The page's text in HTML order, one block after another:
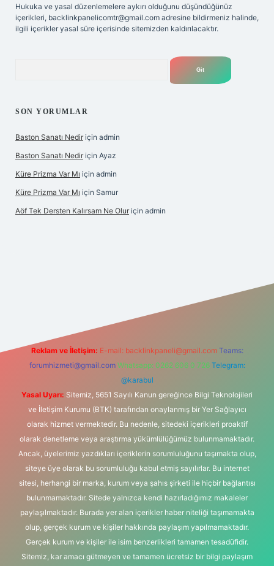
Hukuka ve yasal düzenlemelere aykırı olduğunu düşündüğünüz
içerikleri, backlinkpanelicomtr@gmail.com adresine bildirmeniz halinde,
ilgili içerikler yasal süre içerisinde sitemizden kaldırılacaktır.
SON YORUMLAR
Baston Sanatı Nedir için admin
Baston Sanatı Nedir için Ayaz
Küre Prizma Var Mı için admin
Küre Prizma Var Mı için Samur
Aöf Tek Dersten Kalırsam Ne Olur için admin
Reklam ve İletişim: E-mail: backlinkpaneli@gmail.com Teams:
forumhizmeti@gmail.com Whatsapp: 0262 606 0 726 Telegram:
@karabul
Yasal Uyarı: Sitemiz, 5651 Sayılı Kanun gereğince Bilgi Teknolojileri
ve İletişim Kurumu (BTK) tarafından onaylanmış bir Yer Sağlayıcı
olarak hizmet vermektedir. Bu nedenle, sitedeki içerikleri proaktif
olarak denetleme veya araştırma yükümlülüğümüz bulunmamaktadır.
Ancak, üyelerimiz yazdıkları içeriklerin sorumluluğunu taşımakta olup,
siteye üye olarak bu sorumluluğu kabul etmiş sayılırlar. Bu internet
sitesi, herhangi bir marka, kurum veya şahıs şirketi ile hiçbir bağlantısı
bulunmamaktadır. Sitede yalnızca kendi hazırladığımız makaleler
paylaşılmaktadır. Burada yer alan içerikler haber niteliği taşımamakta
olup, gerçek kurum ve kişiler hakkında paylaşım yapılmamaktadır.
Gerçek kurum ve kişiler ile isim benzerlikleri tamamen tesadüfidir.
Sitemiz, kar amacı gütmeyen ve tamamen ücretsiz bir bilgi paylaşım